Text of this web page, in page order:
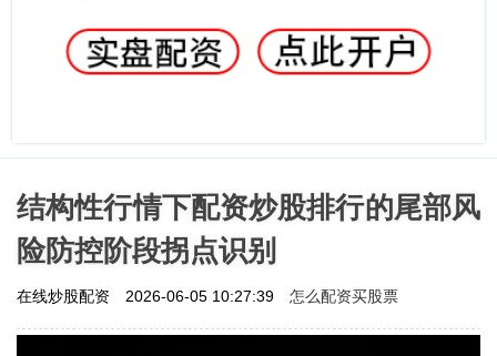
结构性行情下配资炒股排行的尾部风
险防控阶段拐点识别
在线炒股配资 2026-06-05 10:27:39 怎么配资买股票